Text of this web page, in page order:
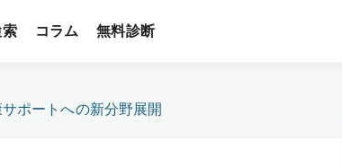
コラム 無料診断
ポートへの新分野展開